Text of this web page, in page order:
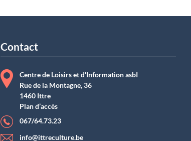
Contact
Centre de Loisirs et d'Information asbI
Rue de la Montagne, 36
1460 Ittre
Plan d’accès
067/64.73.23
info@ittreculture.be